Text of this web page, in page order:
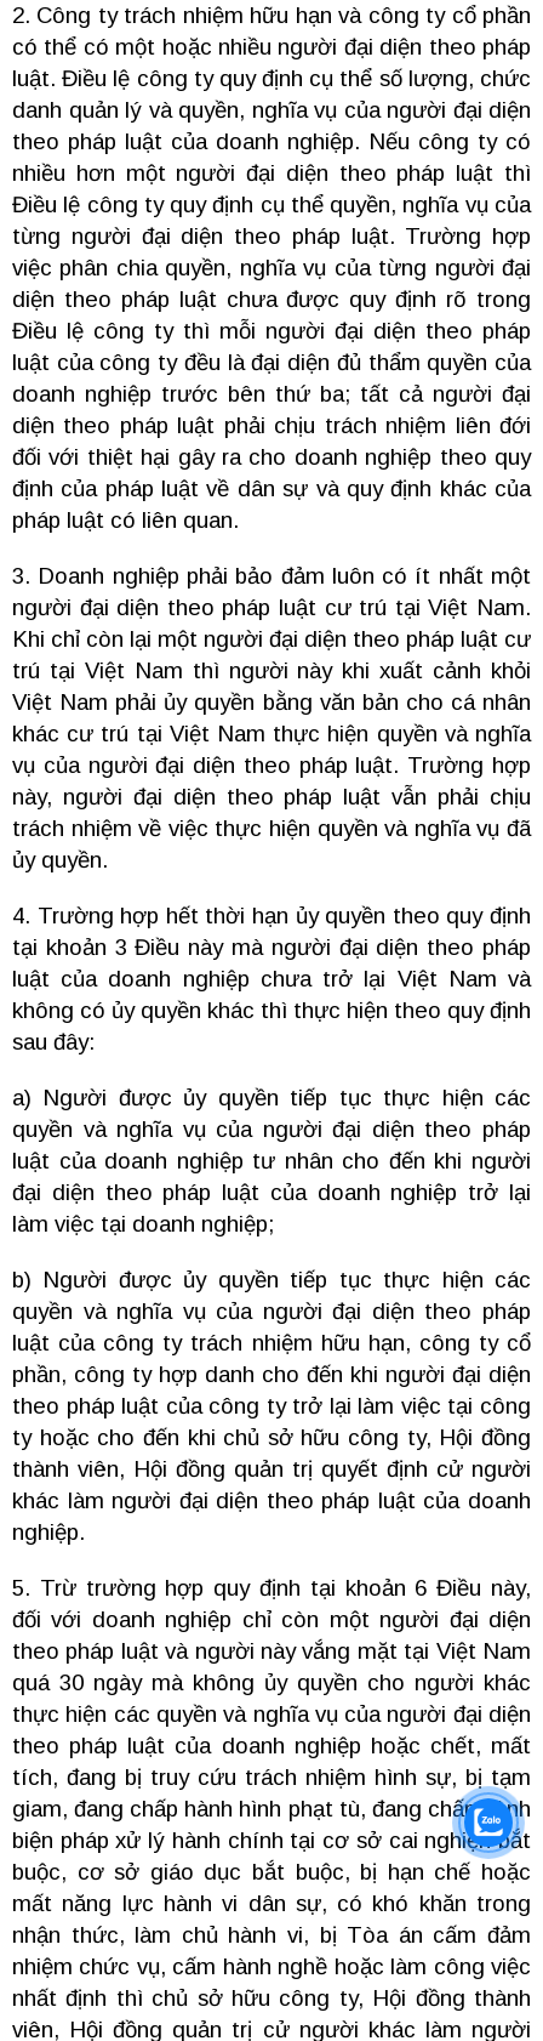
2. Công ty trách nhiệm hữu hạn và công ty cổ phần
có thể có một hoặc nhiều người đại diện theo pháp
luật. Điều lệ công ty quy định cụ thể số lượng, chức
danh quản lý và quyền, nghĩa vụ của người đại diện
theo pháp luật của doanh nghiệp. Nếu công ty có
nhiều hơn một người đại diện theo pháp luật thì
Điều lệ công ty quy định cụ thể quyền, nghĩa vụ của
từng người đại diện theo pháp luật. Trường hợp
việc phân chia quyền, nghĩa vụ của từng người đại
diện theo pháp luật chưa được quy định rõ trong
Điều lệ công ty thì mỗi người đại diện theo pháp
luật của công ty đều là đại diện đủ thẩm quyền của
doanh nghiệp trước bên thứ ba; tất cả người đại
diện theo pháp luật phải chịu trách nhiệm liên đới
đối với thiệt hại gây ra cho doanh nghiệp theo quy
định của pháp luật về dân sự và quy định khác của
pháp luật có liên quan.
3. Doanh nghiệp phải bảo đảm luôn có ít nhất một
người đại diện theo pháp luật cư trú tại Việt Nam.
Khi chỉ còn lại một người đại diện theo pháp luật cư
trú tại Việt Nam thì người này khi xuất cảnh khỏi
Việt Nam phải ủy quyền bằng văn bản cho cá nhân
khác cư trú tại Việt Nam thực hiện quyền và nghĩa
vụ của người đại diện theo pháp luật. Trường hợp
này, người đại diện theo pháp luật vẫn phải chịu
trách nhiệm về việc thực hiện quyền và nghĩa vụ đã
ủy quyền.
4. Trường hợp hết thời hạn ủy quyền theo quy định
tại khoản 3 Điều này mà người đại diện theo pháp
luật của doanh nghiệp chưa trở lại Việt Nam và
không có ủy quyền khác thì thực hiện theo quy định
sau đây:
a) Người được ủy quyền tiếp tục thực hiện các
quyền và nghĩa vụ của người đại diện theo pháp
luật của doanh nghiệp tư nhân cho đến khi người
đại diện theo pháp luật của doanh nghiệp trở lại
làm việc tại doanh nghiệp;
b) Người được ủy quyền tiếp tục thực hiện các
quyền và nghĩa vụ của người đại diện theo pháp
luật của công ty trách nhiệm hữu hạn, công ty cổ
phần, công ty hợp danh cho đến khi người đại diện
theo pháp luật của công ty trở lại làm việc tại công
ty hoặc cho đến khi chủ sở hữu công ty, Hội đồng
thành viên, Hội đồng quản trị quyết định cử người
khác làm người đại diện theo pháp luật của doanh
nghiệp.
5. Trừ trường hợp quy định tại khoản 6 Điều này,
đối với doanh nghiệp chỉ còn một người đại diện
theo pháp luật và người này vắng mặt tại Việt Nam
quá 30 ngày mà không ủy quyền cho người khác
thực hiện các quyền và nghĩa vụ của người đại diện
theo pháp luật của doanh nghiệp hoặc chết, mất
tích, đang bị truy cứu trách nhiệm hình sự, bị tạm
giam, đang chấp hành hình phạt tù, đang chấp hành
biện pháp xử lý hành chính tại cơ sở cai nghiện bắt
buộc, cơ sở giáo dục bắt buộc, bị hạn chế hoặc
mất năng lực hành vi dân sự, có khó khăn trong
nhận thức, làm chủ hành vi, bị Tòa án cấm đảm
nhiệm chức vụ, cấm hành nghề hoặc làm công việc
nhất định thì chủ sở hữu công ty, Hội đồng thành
viên, Hội đồng quản trị cử người khác làm người